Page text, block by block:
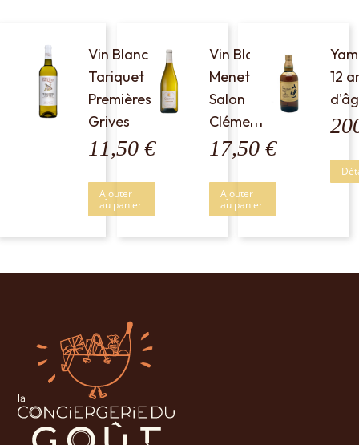
Vin Blanc
Tariquet
Premières
Grives
11,50 €
Ajouter
au panier
Vin Blanc
Menetou
Salon
Clément
17,50€
Ajouter
au panier
12